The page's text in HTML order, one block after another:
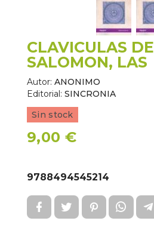
CLAVICULAS DE
SALOMON, LAS
Autor: ANONIMO
Editorial: SINCRONIA
Sin stock
9,00 €
9788494545214